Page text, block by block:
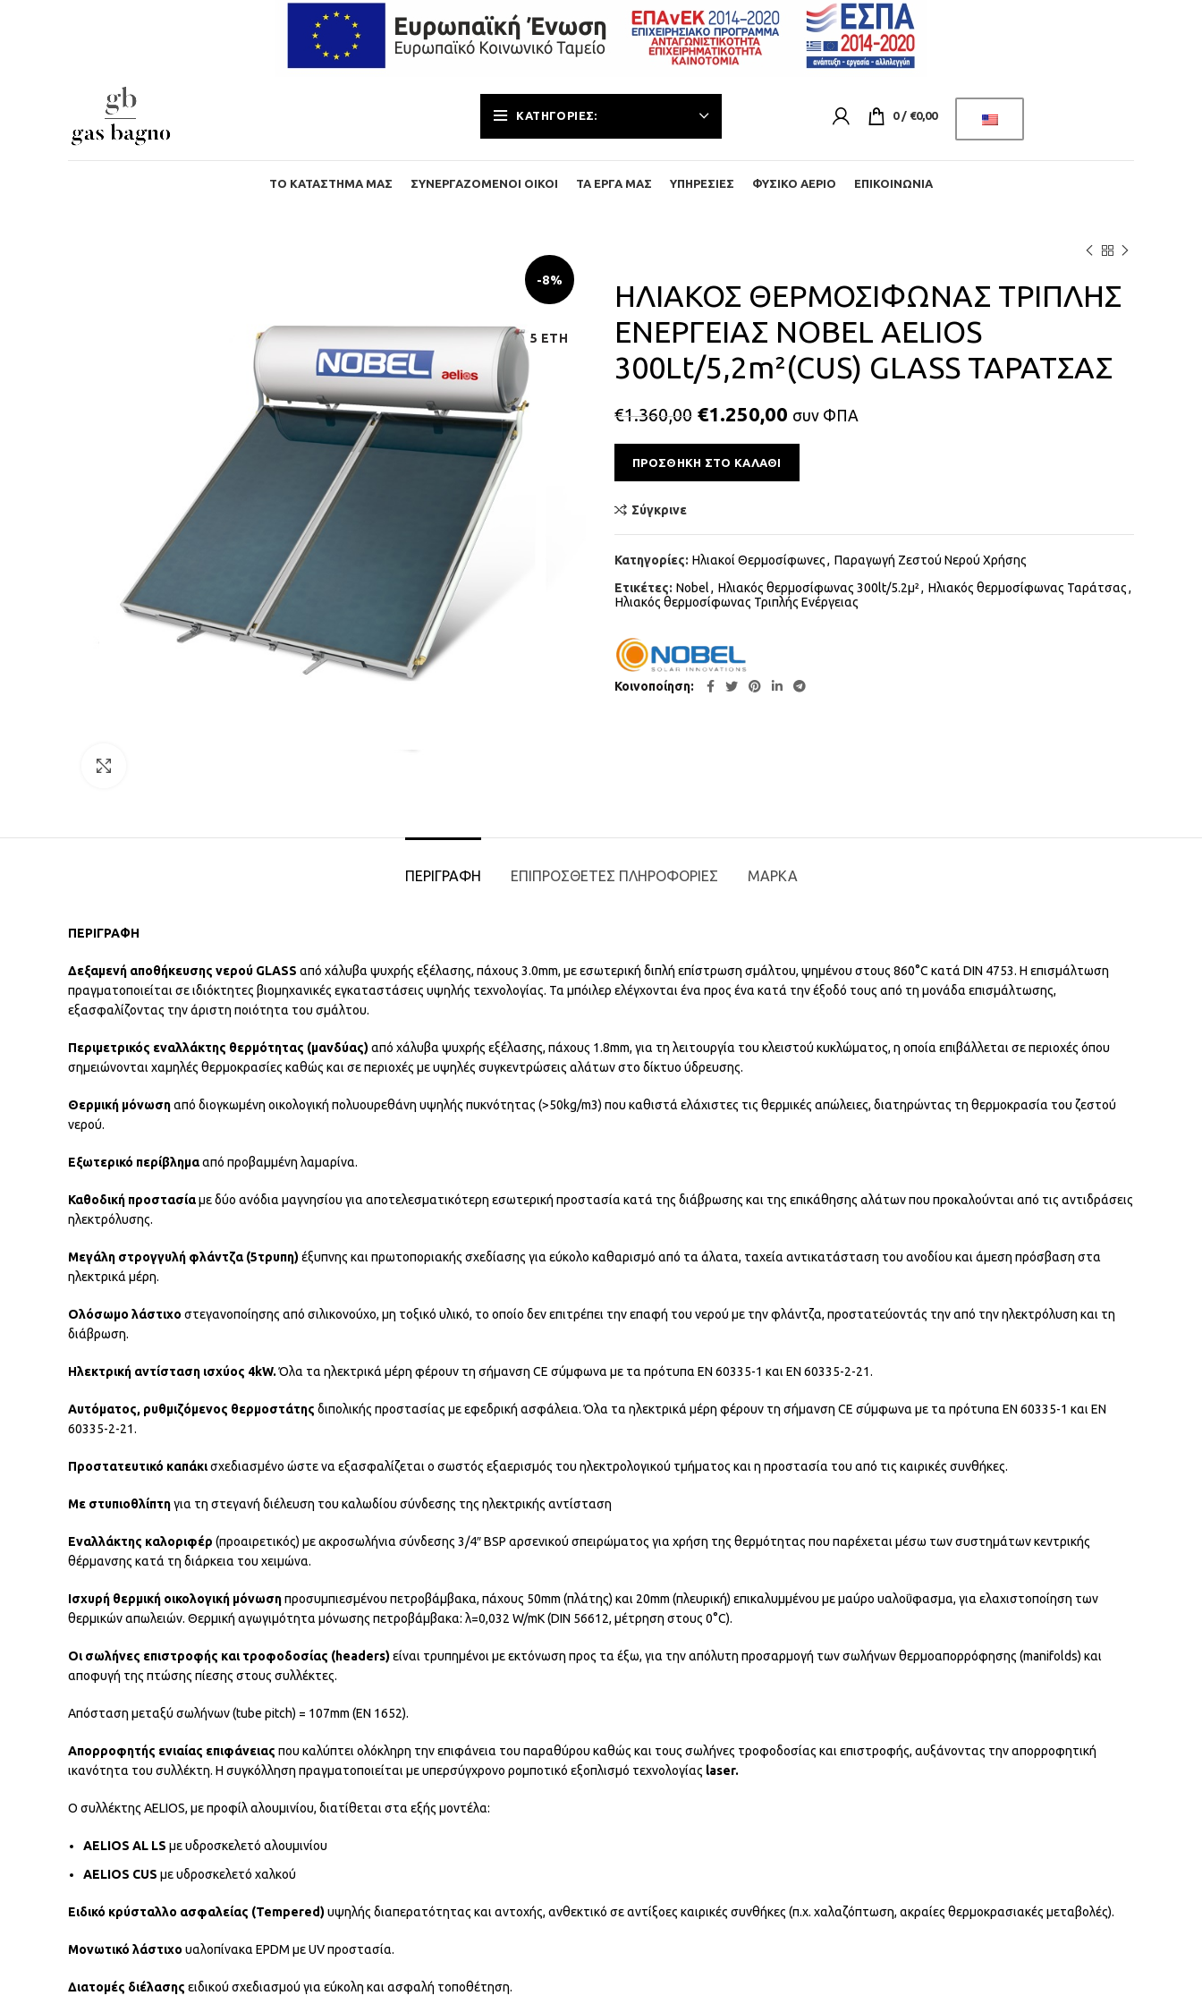
ΚΑΤΗΓΟΡΊΕΣ: 0 / €0,00
ΤΟ ΚΑΤΆΣΤΗΜΑ ΜΑΣ ΣΥΝΕΡΓΑΖΌΜΕΝΟΙ ΟΊΚΟΙ ΤΑ ΈΡΓΑ ΜΑΣ ΥΠΗΡΕΣΊΕΣ ΦΥΣΙΚΌ ΑΈΡΙΟ ΕΠΙΚΟΙΝΩΝΊΑ
-8%
5 ΕΤΗ
ΗΛΙΑΚΟΣ ΘΕΡΜΟΣΙΦΩΝΑΣ ΤΡΙΠΛΗΣ
ΕΝΕΡΓΕΙΑΣ NOBEL AELIOS
300Lt/5,2m²(CUS) GLASS ΤΑΡΑΤΣΑΣ
€1.360,00 €1.250,00 συν ΦΠΑ
ΠΡΟΣΘΉΚΗ ΣΤΟ ΚΑΛΆΘΙ
Σύγκρινε
Κατηγορίες: Ηλιακοί Θερμοσίφωνες, Παραγωγή Ζεστού Νερού Χρήσης
Ετικέτες: Nobel, Ηλιακός θερμοσίφωνας 300lt/5.2μ², Ηλιακός θερμοσίφωνας Ταράτσας,
Ηλιακός θερμοσίφωνας Τριπλής Ενέργειας
Κοινοποίηση
ΠΕΡΙΓΡΑΦΉ ΕΠΙΠΡΌΣΘΕΤΕΣ ΠΛΗΡΟΦΟΡΊΕΣ ΜΆΡΚΑ
ΠΕΡΙΓΡΑΦΗ
Δεξαμενή αποθήκευσης νερού GLASS από χάλυβα ψυχρής εξέλασης, πάχους 3.0mm, με εσωτερική διπλή επίστρωση σμάλτου, ψημένου στους 860°C κατά DIN 4753. Η επισμάλτωση
πραγματοποιείται σε ιδιόκτητες βιομηχανικές εγκαταστάσεις υψηλής τεχνολογίας. Τα μπόιλερ ελέγχονται ένα προς ένα κατά την έξοδό τους από τη μονάδα επισμάλτωσης,
εξασφαλίζοντας την άριστη ποιότητα του σμάλτου.
Περιμετρικός εναλλάκτης θερμότητας (μανδύας)από χάλυβα ψυχρής εξέλασης, πάχους 1.8mm, για τη λειτουργία του κλειστού κυκλώματος, η οποία επιβάλλεται σε περιοχές όπου
σημειώνονται χαμηλές θερμοκρασίες καθώς και σε περιοχές με υψηλές συγκεντρώσεις αλάτων στο δίκτυο ύδρευσης.
Θερμική μόνωσηαπό διογκωμένη οικολογική πολυουρεθάνη υψηλής πυκνότητας (>50kg/m3) που καθιστά ελάχιστες τις θερμικές απώλειες, διατηρώντας τη θερμοκρασία του ζεστού
νερού.
Εξωτερικό περίβλημααπό προβαμμένη λαμαρίνα.
Καθοδική προστασίαμε δύο ανόδια μαγνησίου για αποτελεσματικότερη εσωτερική προστασία κατά της διάβρωσης και της επικάθησης αλάτων που προκαλούνται από τις αντιδράσεις
ηλεκτρόλυσης.
Μεγάλη στρογγυλή φλάντζα (5τρυπη)έξυπνης και πρωτοποριακής σχεδίασης για εύκολο καθαρισμό από τα άλατα, ταχεία αντικατάσταση του ανοδίου και άμεση πρόσβαση στα
ηλεκτρικά μέρη.
Ολόσωμο λάστιχο στεγανοποίησης από σιλικονούχο, μη τοξικό υλικό, το οποίο δεν επιτρέπει την επαφή του νερού με την φλάντζα, προστατεύοντάς την από την ηλεκτρόλυση και τη
διάβρωση.
Ηλεκτρική αντίσταση ισχύος 4kW.Όλα τα ηλεκτρικά μέρη φέρουν τη σήμανση CE σύμφωνα με τα πρότυπα ΕΝ 60335-1 και ΕΝ 60335-2-21.
Αυτόματος, ρυθμιζόμενος θερμοστάτης διπολικής προστασίας με εφεδρική ασφάλεια. Όλα τα ηλεκτρικά μέρη φέρουν τη σήμανση CE σύμφωνα με τα πρότυπα ΕΝ 60335-1 και ΕΝ
60335-2-21.
Προστατευτικό καπάκισχεδιασμένο ώστε να εξασφαλίζεται ο σωστός εξαερισμός του ηλεκτρολογικού τμήματος και η προστασία του από τις καιρικές συνθήκες.
Με στυπιοθλίπτηγια τη στεγανή διέλευση του καλωδίου σύνδεσης της ηλεκτρικής αντίσταση
Εναλλάκτης καλοριφέρ (προαιρετικός) με ακροσωλήνια σύνδεσης 3/4″ BSP αρσενικού σπειρώματος για χρήση της θερμότητας που παρέχεται μέσω των συστημάτων κεντρικής
θέρμανσης κατά τη διάρκεια του χειμώνα.
Ισχυρή θερμική οικολογική μόνωσηπροσυμπιεσμένου πετροβάμβακα, πάχους 50mm (πλάτης) και 20mm (πλευρική) επικαλυμμένου με μαύρο υαλοΰφασμα, για ελαχιστοποίηση των
θερμικών απωλειών. Θερμική αγωγιμότητα μόνωσης πετροβάμβακα: λ=0,032 W/mK (DIN 56612, μέτρηση στους 0°C).
Οι σωλήνες επιστροφής και τροφοδοσίας (headers)είναι τρυπημένοι με εκτόνωση προς τα έξω, για την απόλυτη προσαρμογή των σωλήνων θερμοαπορρόφησης (manifolds) και
αποφυγή της πτώσης πίεσης στους συλλέκτες.
Απόσταση μεταξύ σωλήνων (tube pitch) = 107mm (EN 1652).
Απορροφητής ενιαίας επιφάνειας που καλύπτει ολόκληρη την επιφάνεια του παραθύρου καθώς και τους σωλήνες τροφοδοσίας και επιστροφής, αυξάνοντας την απορροφητική
ικανότητα του συλλέκτη. Η συγκόλληση πραγματοποιείται με υπερσύγχρονο ρομποτικό εξοπλισμό τεχνολογίας laser.
Ο συλλέκτης AELIOS, με προφίλ αλουμινίου, διατίθεται στα εξής μοντέλα:
AELIOS AL LS με υδροσκελετό αλουμινίου
AELIOS CUS με υδροσκελετό χαλκού
Ειδικό κρύσταλλο ασφαλείας (Tempered)υψηλής διαπερατότητας και αντοχής, ανθεκτικό σε αντίξοες καιρικές συνθήκες (π.χ. χαλαζόπτωση, ακραίες θερμοκρασιακές μεταβολές).
Μονωτικό λάστιχο υαλοπίνακα EPDM με UV προστασία.
Διατομές διέλασης ειδικού σχεδιασμού για εύκολη και ασφαλή τοποθέτηση.